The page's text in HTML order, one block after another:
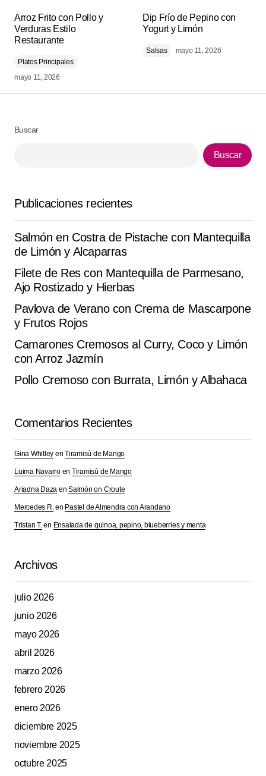
publicada. Los campos obligatorios están
marcados con
Comment*
Guarda mi nombre, correo electrónico y web en este
Submit Comment
Arroz Frito con Pollo y
Verduras Estilo
Restaurante
Platos Principales
mayo 11, 2026
Dip Frío de Pepino con
Yogurt y Limón
Salsas mayo 11, 2026
Buscar
Buscar
Publicaciones recientes
Salmón en Costra de Pistache con Mantequilla
de Limón y Alcaparras
Filete de Res con Mantequilla de Parmesano,
Ajo Rostizado y Hierbas
Pavlova de Verano con Crema de Mascarpone
y Frutos Rojos
Camarones Cremosos al Curry, Coco y Limón
con Arroz Jazmín
Pollo Cremoso con Burrata, Limón y Albahaca
Comentarios Recientes
Gina Whitley enTiramisú de Mango
Luima Navarroen Tiramisú de Mango
Ariadna Daza enSalmón on Croute
Mercedes R.en Pastel de Almendra con Arandano
Tristan T.en Ensalada de quinoa, pepino, blueberries y menta
Archivos
julio 2026
junio 2026
mayo 2026
abril 2026
marzo 2026
febrero 2026
enero 2026
diciembre 2025
noviembre 2025
octubre 2025